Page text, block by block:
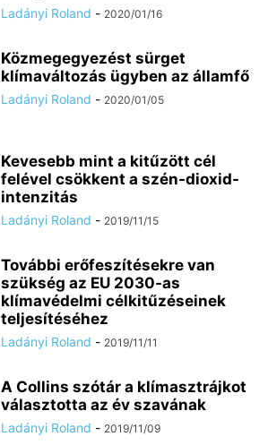
Ladányi Roland - 2020/01/16
Közmegegyezést sürget
klímaváltozás ügyben az államfő
Ladányi Roland - 2020/01/05
Kevesebb mint a kitűzött cél
felével csökkent a szén-dioxid-
intenzitás
Ladányi Roland - 2019/11/15
További erőfeszítésekre van
szükség az EU 2030-as
klímavédelmi célkitűzéseinek
teljesítéséhez
Ladányi Roland - 2019/11/11
A Collins szótár a klímasztrájkot
választotta az év szavának
Ladányi Roland - 2019/11/09